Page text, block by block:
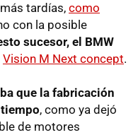
tardías, como
con la posible
sucesor, el BMW
Vision M Next concept.
que la fabricación
, como ya dejó
de motores